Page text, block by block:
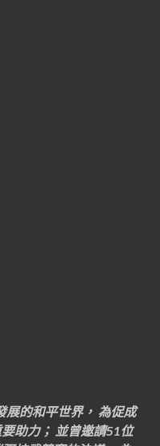
展的和平世界， 為促成
助力； 並曾邀請51位